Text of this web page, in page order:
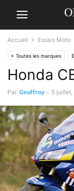
Accueil Essais Moto
+ Toutes les marques
Honda
Par Geoffroy - 5 juillet,